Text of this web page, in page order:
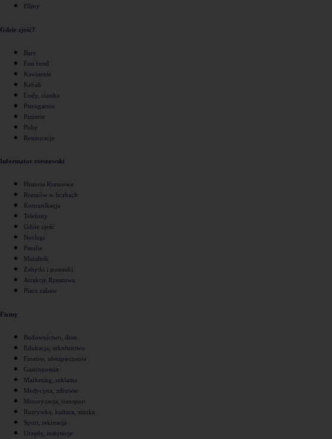
Filmy
Gdzie zjeść?
Bary
Fast food
Kawiarnie
Kebab
Lody, ciastka
Pierogarnie
Pizzerie
Puby
Restauracje
Informator rzeszowski
Historia Rzeszowa
Rzeszów w liczbach
Komunikacja
Telefony
Gdzie zjeść
Noclegi
Parafie
Mszalnik
Zabytki i pomniki
Atrakcje Rzeszowa
Place zabaw
Firmy
Budownictwo, dom
Edukacja, szkolnictwo
Finanse, ubezpieczenia
Gastronomia
Marketing, reklama
Medycyna, zdrowie
Motoryzacja, transport
Rozrywka, kultura, sztuka
Sport, rekreacja
Urzędy, instytucje